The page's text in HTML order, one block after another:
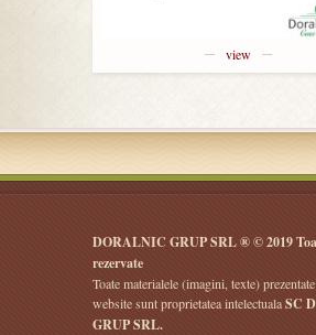
view
DORALNIC GRUP SRL ® © 2019
rezervate
Toate materialele (imagini, texte)
website sunt proprietatea intelectualaSC
GRUP SRL.